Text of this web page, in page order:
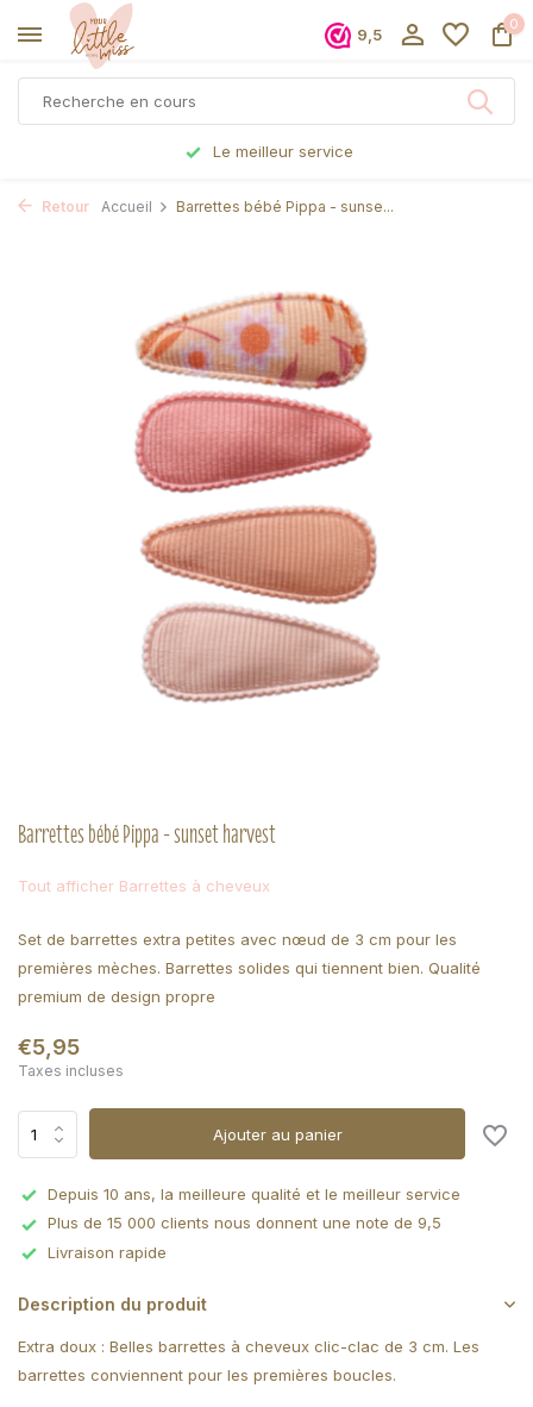
9,5
0
Le meilleur service
Retour Accueil Barrettes bébé Pippa - sunse...
Barrettes bébé Pippa - sunset harvest
Tout afficher Barrettes à cheveux
Set de barrettes extra petites avec nœud de 3 cm pour les
premières mèches. Barrettes solides qui tiennent bien. Qualité
premium de design propre
€5,95
Taxes incluses
Ajouter au panier
Depuis 10 ans, la meilleure qualité et le meilleur service
Plus de 15 000 clients nous donnent une note de 9,5
Livraison rapide
Description du produit
Extra doux : Belles barrettes à cheveux clic-clac de 3 cm. Les
barrettes conviennent pour les premières boucles.